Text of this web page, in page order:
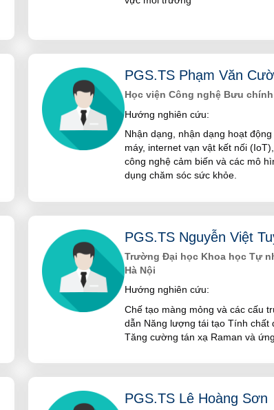
PGS.TS Phạm Văn
Học viện Công nghệ Bưu
Hướng nghiên cứu:
Nhận dạng, nhận dạng hoạt
máy, internet vạn vật kết nối
công nghệ cảm biến và các mô
dụng chăm sóc sức khỏe.
PGS.TS Nguyễn Việt
Trường Đại học Khoa học Tự
Hà Nội
Hướng nghiên cứu:
Chế tạo màng mỏng và các cấu
dẫn Năng lượng tái tạo Tính chất
Tăng cường tán xạ Raman và
PGS.TS Lê Hoàng Sơn